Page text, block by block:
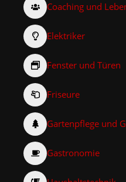
Coaching und
Elektriker
Fenster und Türen
Friseure
Gartenpflege und
Gastronomie